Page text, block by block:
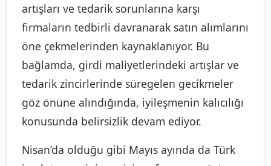
artışları ve tedarik sorunlarına karşı
firmaların tedbirli davranarak satın alımlarını
öne çekmelerinden kaynaklanıyor. Bu
bağlamda, girdi maliyetlerindeki artışlar ve
tedarik zincirlerinde süregelen gecikmeler
göz önüne alındığında, iyileşmenin kalıcılığı
konusunda belirsizlik devam ediyor.
Nisan’da olduğu gibi Mayıs ayında da Türk